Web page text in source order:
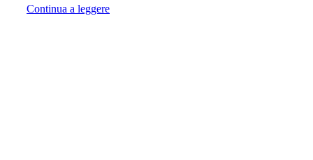
Continua a leggere